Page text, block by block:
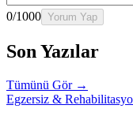
0/1000 Yorum Yap
Son Yazılar
Tümünü Gör →
Egzersiz &